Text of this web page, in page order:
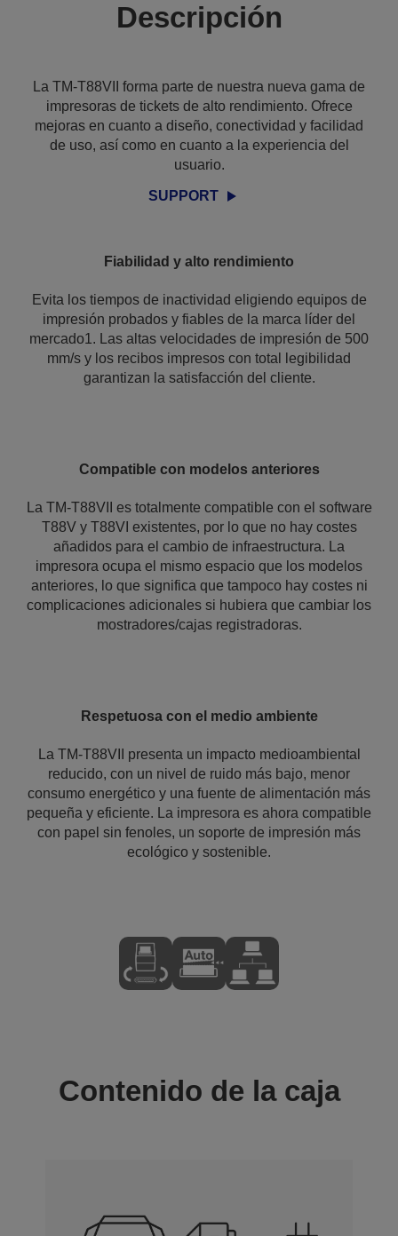
Descripción
La TM-T88VII forma parte de nuestra nueva gama de
impresoras de tickets de alto rendimiento. Ofrece
mejoras en cuanto a diseño, conectividad y facilidad
de uso, así como en cuanto a la experiencia del
usuario.
SUPPORT
Fiabilidad y alto rendimiento
Evita los tiempos de inactividad eligiendo equipos de
impresión probados y fiables de la marca líder del
mercado1. Las altas velocidades de impresión de 500
mm/s y los recibos impresos con total legibilidad
garantizan la satisfacción del cliente.
Compatible con modelos anteriores
La TM-T88VII es totalmente compatible con el software
T88V y T88VI existentes, por lo que no hay costes
añadidos para el cambio de infraestructura. La
impresora ocupa el mismo espacio que los modelos
anteriores, lo que significa que tampoco hay costes ni
complicaciones adicionales si hubiera que cambiar los
mostradores/cajas registradoras.
Respetuosa con el medio ambiente
La TM-T88VII presenta un impacto medioambiental
reducido, con un nivel de ruido más bajo, menor
consumo energético y una fuente de alimentación más
pequeña y eficiente. La impresora es ahora compatible
con papel sin fenoles, un soporte de impresión más
ecológico y sostenible.
Contenido de la caja